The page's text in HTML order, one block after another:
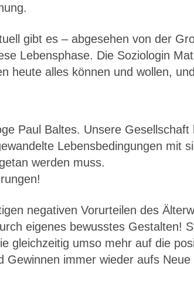
gibt es – abgesehen von der
Lebensphase. Die Soziologin
heute alles können und wollen,
Paul Baltes. Unsere
Lebensbedingungen mit
werden muss.
negativen Vorurteilen des
eigenes bewusstes Gestalten!
gleichzeitig umso mehr auf die
Gewinnen immer wieder aufs